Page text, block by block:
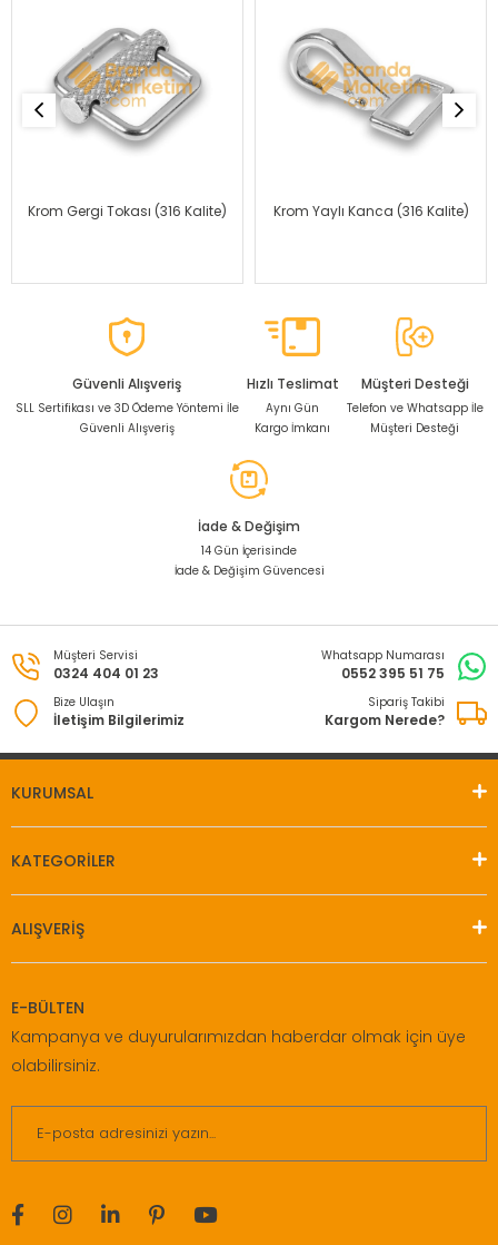
Krom Gergi Tokası (316 Kalite) Krom Yaylı Kanca (316 Kalite)
Güvenli Alışveriş
SLL Sertifikası ve 3D Ödeme Yöntemi İle
Güvenli Alışveriş
Hızlı Teslimat
Aynı Gün
Kargo İmkanı
Müşteri Desteği
Telefon ve Whatsapp İle
Müşteri Desteği
İade & Değişim
14 Gün İçerisinde
İade & Değişim Güvencesi
Müşteri Servisi
0324 404 01 23
Whatsapp Numarası
0552 395 51 75
Bize Ulaşın
İletişim Bilgilerimiz
Sipariş Takibi
Kargom Nerede?
KURUMSAL
KATEGORİLER
ALIŞVERİŞ
E-BÜLTEN
Kampanya ve duyurularımızdan haberdar olmak için üye
olabilirsiniz.